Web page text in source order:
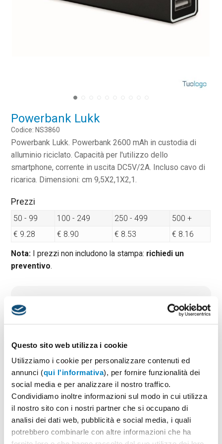
Questo sito web utilizza i cookie
Utilizziamo i cookie per personalizzare contenuti ed
annunci (qui l'informativa), per fornire funzionalità dei
social media e per analizzare il nostro traffico.
Condividiamo inoltre informazioni sul modo in cui utilizza
il nostro sito con i nostri partner che si occupano di
analisi dei dati web, pubblicità e social media, i quali
potrebbero combinarle con altre informazioni che ha
Powerbank Lukk
Codice: NS3860
Powerbank Lukk. Powerbank 2600 mAh in custodia di
alluminio riciclato. Capacità per l'utilizzo dello
smartphone, corrente in uscita DC5V/2A. Incluso cavo di
ricarica. Dimensioni: cm 9,5X2,1X2,1.
Prezzi
50 - 99 100 - 249 250 - 499
500 +
€ 9.28
€ 8.90 € 8.53 € 8.16
Nota: I prezzi non includono la stampa: richiedi un
preventivo.
Tempi di consegna standard:
10 gg lavorativi
Materiale:Alluminio
PREVENTIVO & BOZZA GRATUITA
Potrai indicare successivamente la suddivisione per
taglie e colore
1 Seleziona il colore: